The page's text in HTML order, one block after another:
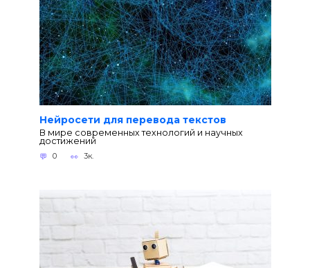
Нейросети для перевода текстов
В мире современных технологий и научных
достижений
0 3к.